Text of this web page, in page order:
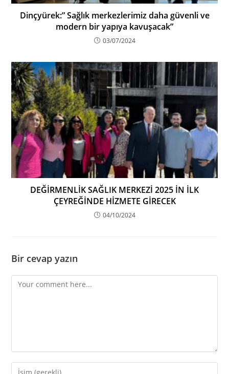
Dinçyürek:” Sağlık merkezlerimiz daha güvenli ve
modern bir yapıya kavuşacak”
03/07/2024
DEĞİRMENLİK SAĞLIK MERKEZİ 2025 İN İLK
ÇEYREĞİNDE HİZMETE GİRECEK
04/10/2024
Bir cevap yazın
Comment
Enter